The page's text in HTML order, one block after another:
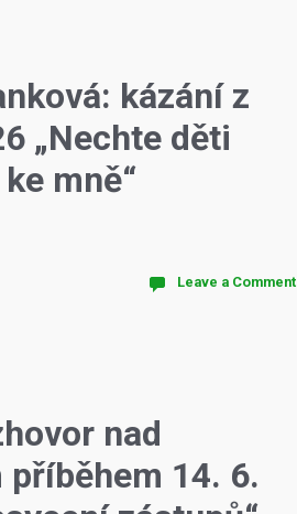
kázání z
„Nechte děti
mně“
Leave a Comment
nad
14. 6.